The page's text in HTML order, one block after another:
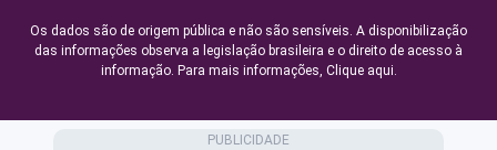
Os dados são de origem pública e não são sensíveis. A disponibilização
das informações observa a legislação brasileira e o direito de acesso à
informação. Para mais informações, Clique aqui.